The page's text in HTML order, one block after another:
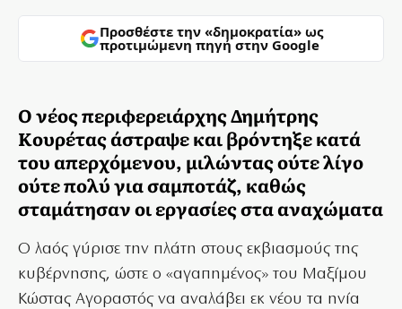
Προσθέστε την «δημοκρατία» ως
προτιμώμενη πηγή στην Google
Ο νέος περιφερειάρχης Δημήτρης
Κουρέτας άστραψε και βρόντηξε κατά
του απερχόμενου, μιλώντας ούτε λίγο
ούτε πολύ για σαμποτάζ, καθώς
σταμάτησαν οι εργασίες στα αναχώματα
Ο λαός γύρισε την πλάτη στους εκβιασμούς της
κυβέρνησης, ώστε ο «αγαπημένος» του Μαξίμου
Κώστας Αγοραστός να αναλάβει εκ νέου τα ηνία